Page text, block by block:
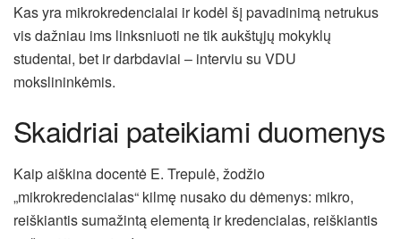
Kas yra mikrokredencialai ir kodėl šį pavadinimą netrukus
vis dažniau ims linksniuoti ne tik aukštųjų mokyklų
studentai, bet ir darbdaviai – interviu su VDU
mokslininkėmis.
Skaidriai pateikiami duomenys
Kaip aiškina docentė E. Trepulė, žodžio
„mikrokredencialas“ kilmę nusako du dėmenys: mikro,
reiškiantis sumažintą elementą ir kredencialas, reiškiantis